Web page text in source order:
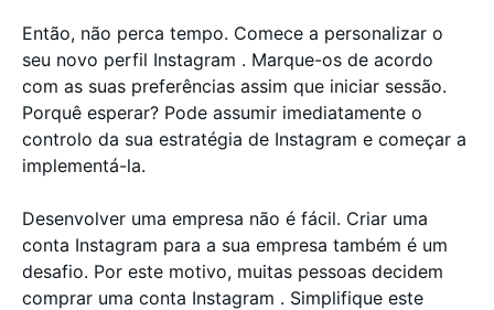
Então, não perca tempo. Comece a personalizar o
seu novo perfil Instagram . Marque-os de acordo
com as suas preferências assim que iniciar sessão.
Porquê esperar? Pode assumir imediatamente o
controlo da sua estratégia de Instagram e começar a
implementá-la.
Desenvolver uma empresa não é fácil. Criar uma
conta Instagram para a sua empresa também é um
desafio. Por este motivo, muitas pessoas decidem
comprar uma conta Instagram . Simplifique este